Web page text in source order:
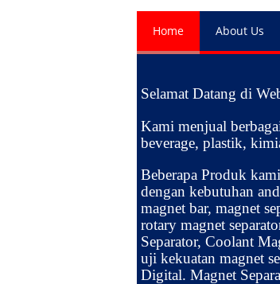
Home About Us
Selamat Datang di
Kami menjual
beverage, plastik,
Beberapa Produk
dengan kebutuhan
magnet bar, magnet
rotary magnet
Separator, Coolant
uji kekuatan magnet
Digital. Magnet